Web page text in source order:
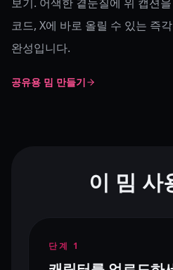
코드, X에 바로 올릴 수 있는 즉
완성입니다.
공유용 밈 만들기
이 밈 사
단계 1